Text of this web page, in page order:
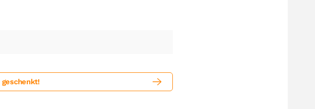
geschenkt!